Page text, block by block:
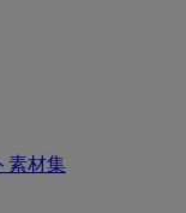
素材集